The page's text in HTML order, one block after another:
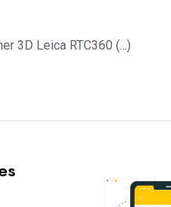
3D Leica RTC360 (...)